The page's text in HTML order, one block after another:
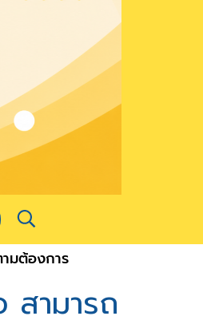
มต้องการ
ามารถ